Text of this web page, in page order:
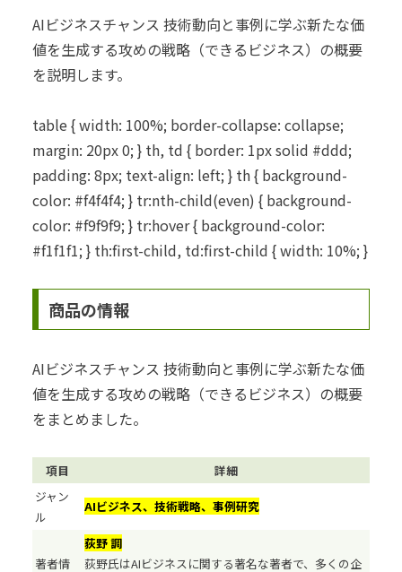
AIビジネスチャンス 技術動向と事例に学ぶ新たな価
値を生成する攻めの戦略（できるビジネス）の概要
を説明します。
table { width: 100%; border-collapse: collapse;
margin: 20px 0; } th, td { border: 1px solid #ddd;
padding: 8px; text-align: left; } th { background-
color: #f4f4f4; } tr:nth-child(even) { background-
color: #f9f9f9; } tr:hover { background-color:
#f1f1f1; } th:first-child, td:first-child { width: 10%; }
商品の情報
AIビジネスチャンス 技術動向と事例に学ぶ新たな価
値を生成する攻めの戦略（できるビジネス）の概要
をまとめました。
項目
詳細
ジャン
ル
AIビジネス、技術戦略、事例研究
著者情
荻野 調
荻野氏はAIビジネスに関する著名な著者で、多くの企